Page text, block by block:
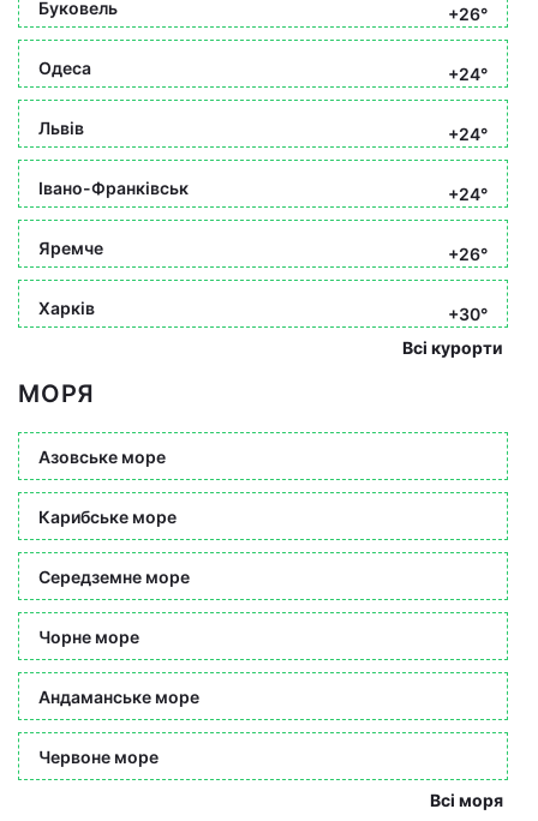
Буковель +26°
Одеса +24°
Львів +24°
Івано-Франківськ +24°
Яремче +26°
Харків
+30°
Всі курорти
МОРЯ
Азовське море
Карибське море
Середземне море
Чорне море
Андаманське море
Червоне море
Всі моря